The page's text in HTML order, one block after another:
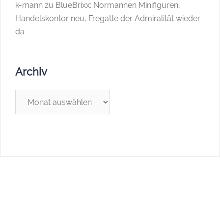
k-mann zu BlueBrixx: Normannen Minifiguren,
Handelskontor neu, Fregatte der Admiralität wieder
da
Archiv